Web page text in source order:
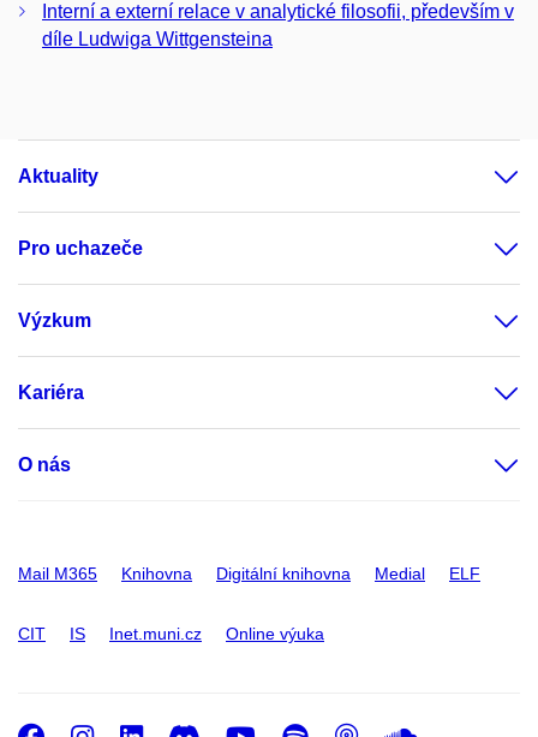
Interní a externí relace v analytické filosofii, především v
díle Ludwiga Wittgensteina
Aktuality
Pro uchazeče
Výzkum
Kariéra
O nás
Mail M365 Knihovna Digitální knihovna Medial ELF
CIT IS Inet.muni.cz Online výuka